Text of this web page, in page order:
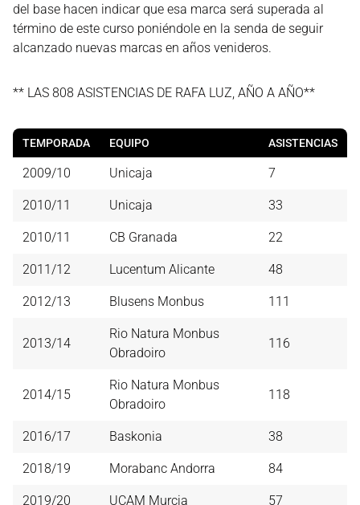
del base hacen indicar que esa marca será superada al
término de este curso poniéndole en la senda de seguir
alcanzado nuevas marcas en años venideros.
** LAS 808 ASISTENCIAS DE RAFA LUZ, AÑO A AÑO**
TEMPORADA EQUIPO ASISTENCIAS
2009/10 Unicaja 7
2010/11 Unicaja 33
2010/11 CB Granada 22
2011/12 Lucentum Alicante 48
2012/13 Blusens Monbus 111
2013/14
Rio Natura Monbus
Obradoiro
116
2014/15
Rio Natura Monbus
Obradoiro
118
2016/17 Baskonia 38
2018/19 Morabanc Andorra 84
2019/20 UCAM Murcia 57